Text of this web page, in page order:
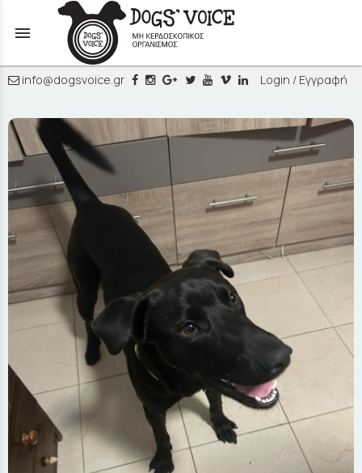
menu
info@dogsvoice.gr Login / Εγγραφή